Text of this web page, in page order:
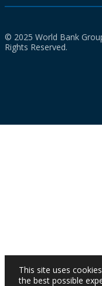
© 2025 World Bank
Rights Reserved.
This site uses
the best possible